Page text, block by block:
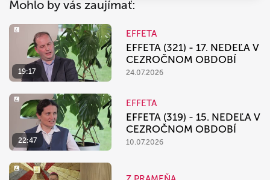
Mohlo by vás zaujímať:
19:17
EFFETA
EFFETA (321) - 17. NEDEĽA V
CEZROČNOM OBDOBÍ
24.07.2026
22:47
EFFETA
EFFETA (319) - 15. NEDEĽA V
CEZROČNOM OBDOBÍ
10.07.2026